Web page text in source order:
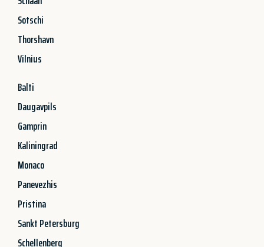
Sotschi
Thorshavn
Vilnius
Balti
Daugavpils
Gamprin
Kaliningrad
Monaco
Panevezhis
Pristina
Sankt Petersburg
Schellenberg